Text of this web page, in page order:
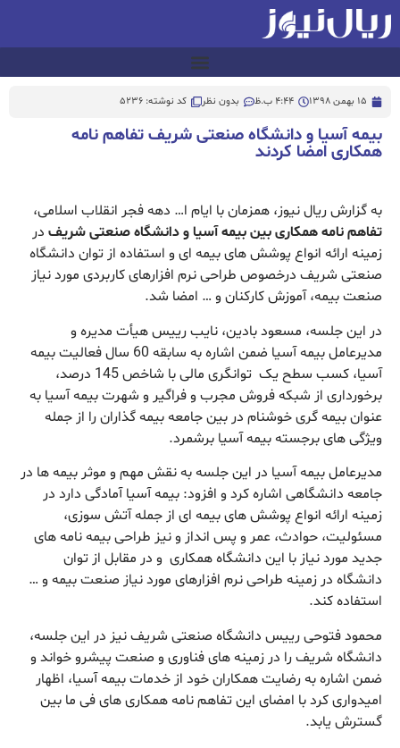
15 بهمن 1398 4:44 ب.ظ بدون نظر کد نوشته: 5236
بیمه آسیا و دانشگاه صنعتی شریف تفاهم نامه
همکاری امضا کردند
به گزارش ریال نیوز، همزمان با ایام ا… دهه فجر انقلاب اسلامی،
تفاهم نامه همکاری بین بیمه آسیا و دانشگاه صنعتی شریف در
زمینه ارائه انواع پوشش های بیمه ای و استفاده از توان دانشگاه
صنعتی شریف درخصوص طراحی نرم افزارهای کاربردی مورد نیاز
صنعت بیمه، آموزش کارکنان و … امضا شد.
در این جلسه، مسعود بادین، نایب رییس هیأت مدیره و
مدیرعامل بیمه آسیا ضمن اشاره به سابقه 60 سال فعالیت بیمه
آسیا، کسب سطح یک توانگری مالی با شاخص 145 درصد،
برخورداری از شبکه فروش مجرب و فراگیر و شهرت بیمه آسیا به
عنوان بیمه گری خوشنام در بین جامعه بیمه گذاران را از جمله
ویژگی های برجسته بیمه آسیا برشمرد.
مدیرعامل بیمه آسیا در این جلسه به نقش مهم و موثر بیمه ها در
جامعه دانشگاهی اشاره کرد و افزود: بیمه آسیا آمادگی دارد در
زمینه ارائه انواع پوشش های بیمه ای از جمله آتش سوزی،
مسئولیت، حوادث، عمر و پس انداز و نیز طراحی بیمه نامه های
جدید مورد نیاز با این دانشگاه همکاری و در مقابل از توان
دانشگاه در زمینه طراحی نرم افزارهای مورد نیاز صنعت بیمه و …
استفاده کند.
محمود فتوحی رییس دانشگاه صنعتی شریف نیز در این جلسه،
دانشگاه شریف را در زمینه های فناوری و صنعت پیشرو خواند و
ضمن اشاره به رضایت همکاران خود از خدمات بیمه آسیا، اظهار
امیدواری کرد با امضای این تفاهم نامه همکاری های فی ما بین
گسترش یابد.